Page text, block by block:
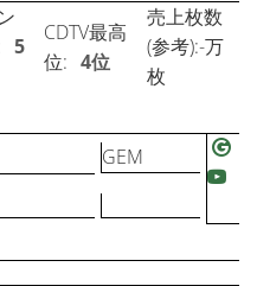
5
CDTV最高
位: 4位
売上枚数
(参考):-万
枚
GEM